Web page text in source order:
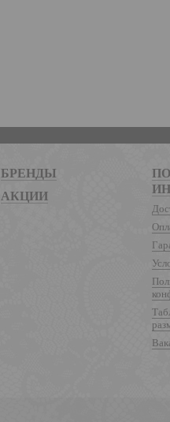
БРЕНДЫ
АКЦИИ